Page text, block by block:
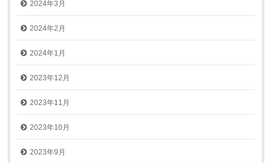
2024年3月
2024年2月
2024年1月
2023年12月
2023年11月
2023年10月
2023年9月